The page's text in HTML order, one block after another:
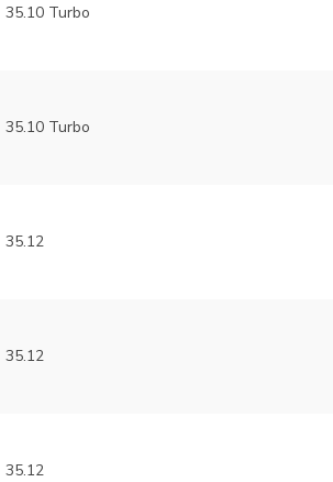
35.10 Turbo
35.10 Turbo
35.12
35.12
35.12